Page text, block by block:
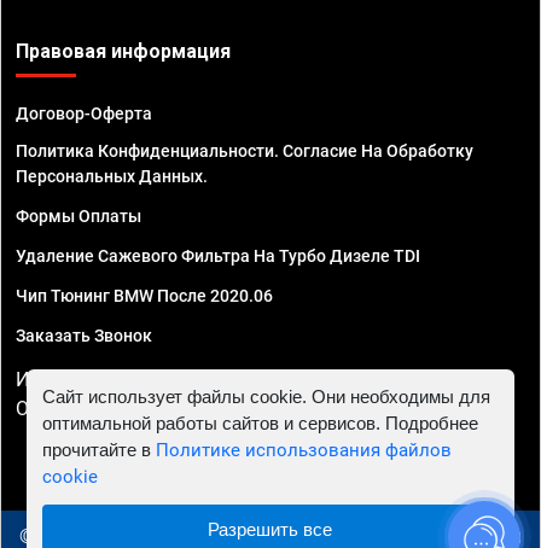
Правовая информация
Договор-Оферта
Политика Конфиденциальности. Согласие На Обработку
Персональных Данных.
Формы Оплаты
Удаление Сажевого Фильтра На Турбо Дизеле TDI
Чип Тюнинг BMW После 2020.06
Заказать Звонок
ИП Смирнов Георгий Павлович. ИНН 781302555843,
ОГРНИП 324470400032610
© 2010 - 2026 Чип тюнинг в Уфе - Автосервис "Евро Чип
Сайт использует файлы cookie. Они необходимы для
оптимальной работы сайтов и сервисов. Подробнее
прочитайте в Политике использования файлов
cookie
Разрешить все